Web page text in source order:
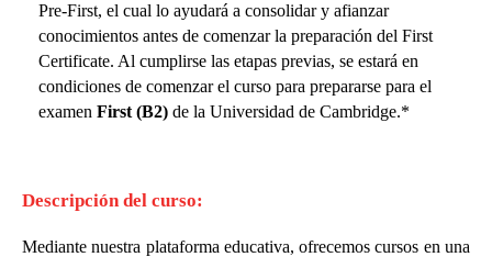
Pre-First, el cual lo ayudará a consolidar y afianzar
conocimientos antes de comenzar la preparación del First
Certificate. Al cumplirse las etapas previas, se estará en
condiciones de comenzar el curso para prepararse para el
examen First (B2) de la Universidad de Cambridge.*
Descripción del curso:
Mediante nuestra plataforma educativa, ofrecemos cursos en una